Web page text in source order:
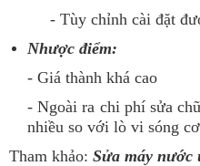
- Tùy chỉnh cài đặt
Nhược điểm:
- Giá thành khá cao
- Ngoài ra chi phí sửa
nhiều so với lò vi sóng cơ
Tham khảo: Sửa máy nước